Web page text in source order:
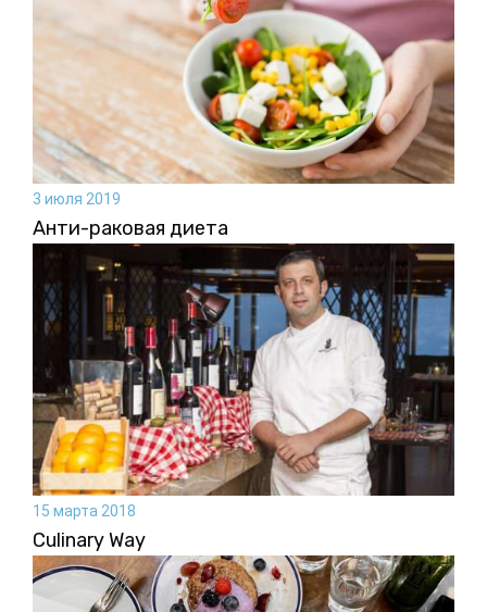
3 июля 2019
Анти-раковая диета
15 марта 2018
Culinary Way